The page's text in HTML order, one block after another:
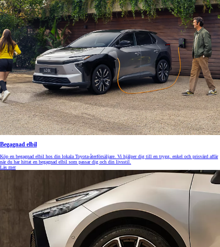
Begagnad elbil
Köp en begagnad elbil hos din lokala Toyota-återförsäljare. Vi hjälper dig till en trygg, enkel och prisvärd affär
när du har hittat en begagnad elbil som passar dig och din livsstil.
Läs mer